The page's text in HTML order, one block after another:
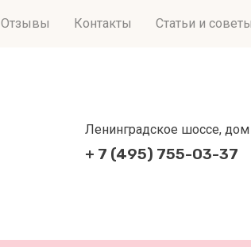
Отзывы Контакты Статьи и советы
Ленинградское шоссе, дом
+ 7 (495) 755-03-37